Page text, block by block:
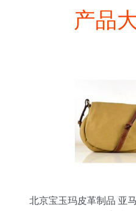
产品
北京宝玉玛皮革制品 亚